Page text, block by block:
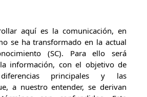
aquí es la comunicación, en
se ha transformado en la actual
(SC). Para ello será
información, con el objetivo de
principales y las
a nuestro entender, se derivan